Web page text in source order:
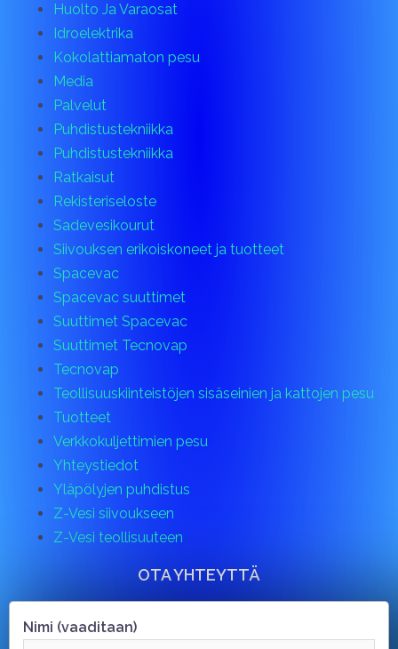
Huolto Ja Varaosat
Idroelektrika
Kokolattiamaton pesu
Media
Palvelut
Puhdistustekniikka
Puhdistustekniikka
Ratkaisut
Rekisteriseloste
Sadevesikourut
Siivouksen erikoiskoneet ja tuotteet
Spacevac
Spacevac suuttimet
Suuttimet Spacevac
Suuttimet Tecnovap
Tecnovap
Teollisuuskiinteistöjen sisäseinien ja kattojen pesu
Tuotteet
Verkkokuljettimien pesu
Yhteystiedot
Yläpölyjen puhdistus
Z-Vesi siivoukseen
Z-Vesi teollisuuteen
OTA YHTEYTTÄ
Nimi (vaaditaan)